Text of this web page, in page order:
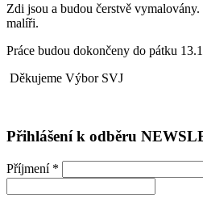
Zdi jsou a budou čerstvě
malíři.
Práce budou dokončeny do pátku
Děkujeme Výbor SVJ
Přihlášení k odběru
Příjmení *